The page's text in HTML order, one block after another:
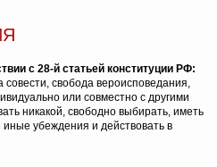
с 28-й статьей конституции РФ:
свобода вероисповедания,
или совместно с другими
никакой, свободно выбирать, иметь
убеждения и действовать в